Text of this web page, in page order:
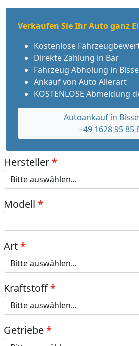
Verkaufen Sie Ihr Auto ganz
Kostenlose
Direkte Zahlung in Bar
Fahrzeug Abholung in
Ankauf von Auto Allerart
KOSTENLOSE Abmeldung
Autoankauf in
+49 1628 95 85
Hersteller
Modell
Art
Kraftstoff
Getriebe